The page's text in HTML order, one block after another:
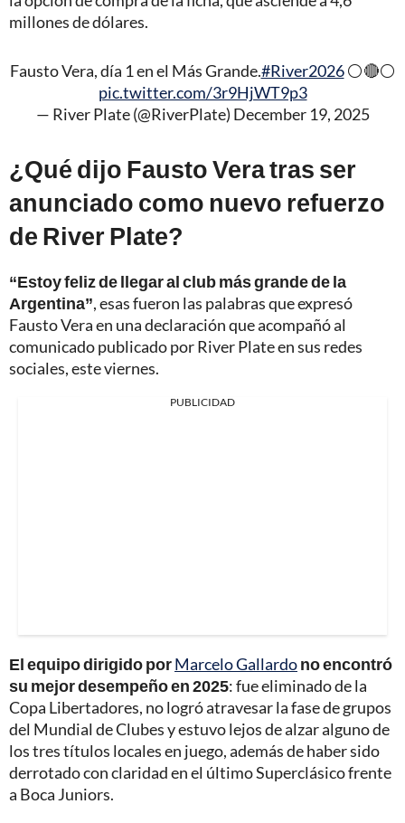
millones de dólares.
Fausto Vera, día 1 en el Más Grande.#River2026⚪️🔴⚪️
pic.twitter.com/3r9HjWT9p3
— River Plate (@RiverPlate) December 19, 2025
¿Qué dijo Fausto Vera tras ser
anunciado como nuevo refuerzo
de River Plate?
“Estoy feliz de llegar al club más grande de la
Argentina”, esas fueron las palabras que expresó
Fausto Vera en una declaración que acompañó al
comunicado publicado por River Plate en sus redes
sociales, este viernes.
PUBLICIDAD
El equipo dirigido porMarcelo Gallardono encontró
su mejor desempeño en 2025: fue eliminado de la
Copa Libertadores, no logró atravesar la fase de grupos
del Mundial de Clubes y estuvo lejos de alzar alguno de
los tres títulos locales en juego, además de haber sido
derrotado con claridad en el último Superclásico frente
a Boca Juniors.